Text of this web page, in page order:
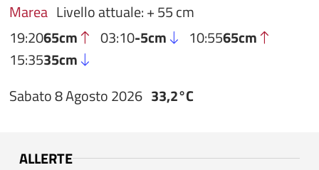
Marea Livello attuale: + 55 cm
19:2065cm 03:10-5cm 10:5565cm
15:3535cm
Sabato 8 Agosto 2026 33,2°C
ALLERTE